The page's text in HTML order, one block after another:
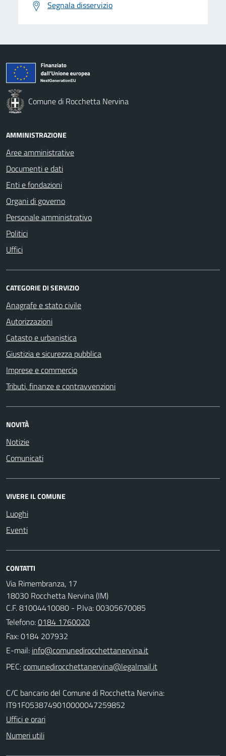
Segnala disservizio
Comune di Rocchetta Nervina
AMMINISTRAZIONE
Aree amministrative
Documenti e dati
Enti e fondazioni
Organi di governo
Personale amministrativo
Politici
Uffici
CATEGORIE DI SERVIZIO
Anagrafe e stato civile
Autorizzazioni
Catasto e urbanistica
Giustizia e sicurezza pubblica
Imprese e commercio
Tributi, finanze e contravvenzioni
NOVITÀ
Notizie
Comunicati
VIVERE IL COMUNE
Luoghi
Eventi
CONTATTI
Via Rimembranza, 17
18030 Rocchetta Nervina (IM)
C.F. 81004410080 - P.Iva: 00305670085
Telefono:0184 1760020
Fax: 0184 207932
E-mail:
PEC:
C/C bancario del Comune di Rocchetta Nervina:
IT91F0538749010000047259852
Uffici e orari
Numeri utili